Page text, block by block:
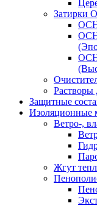
Растворы
Защитные
Изоляционные
Ветро-,
Жгут